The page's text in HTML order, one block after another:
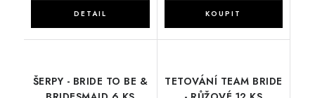
ŠERPY - BRIDE TO BE &
TETOVÁNÍ TEAM BRIDE